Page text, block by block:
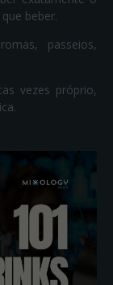
beber.
passeios,
vezes próprio,